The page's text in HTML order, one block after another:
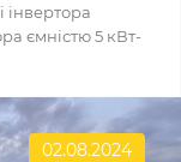
інвертора
ємністю 5 кВт-
02.08.2024